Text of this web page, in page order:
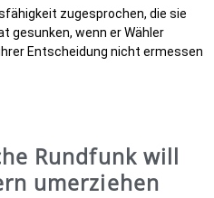
zugesprochen, die sie
gesunken, wenn er Wähler
Entscheidung nicht ermessen
Rundfunk will
umerziehen